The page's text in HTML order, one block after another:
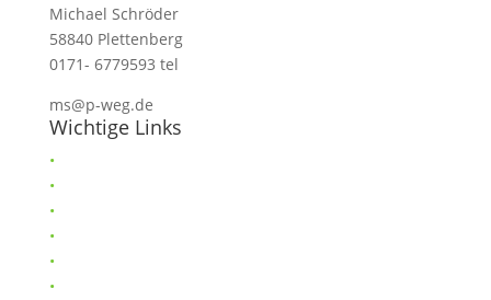
Michael Schröder
58840 Plettenberg
0171- 6779593 tel
ms@p-weg.de
Wichtige Links
•
•
•
•
•
•